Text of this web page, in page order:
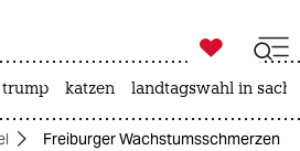
zahl ich
ich

taz zahl ich
trump katzen landtagswahl in
Freiburger Wachstumsschmerzen